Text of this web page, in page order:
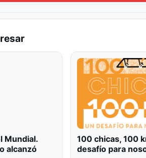
Mundial.
alcanzó
100 chicas, 100
desafío para